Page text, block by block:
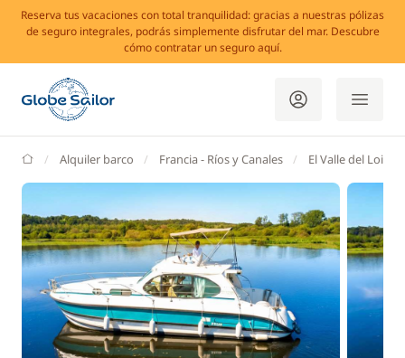
Reserva tus vacaciones con total tranquilidad: gracias a nuestras pólizas
de seguro integrales, podrás simplemente disfrutar del mar. Descubre
cómo contratar un seguro aquí.
GlobeSailor
Alquiler barco Francia - Ríos y Canales El Valle del Loira